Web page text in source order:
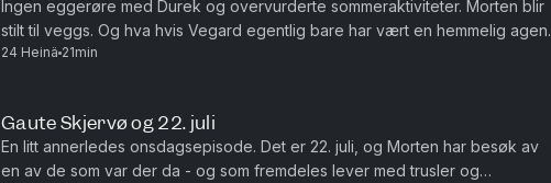
Ingen eggerøre med Durek og overvurderte sommeraktiviteter. Morten blir
stilt til veggs. Og hva hvis Vegard egentlig bare har vært en hemmelig agent
for PST i alle disse årene? Produsert av Ingrid Ali...
24 Heinä 21min
Gaute Skjervø og 22. juli
En litt annerledes onsdagsepisode. Det er 22. juli, og Morten har besøk av
en av de som var der da - og som fremdeles lever med trusler og